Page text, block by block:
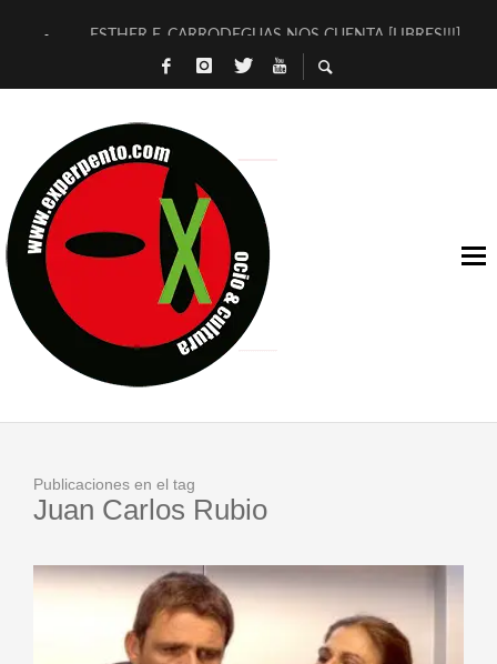
ESTHER F. CARRODEGUAS NOS CUENTA [LIBRES!!!]
[TERRA DE GUAPES] DE SANDRA MONFORT
TIMBRE 4, LA ESCUELA DEL DIRECTOR TEATRAL CLAUDIO
30 AÑOS (NO ES NADA) DE LA KATARSIS DEL TOMATAZO
MILITARES JUDÍAS EN #EXVITA
D’BALDOMEROS REINVENTAN [BITÁCORA 3.0] EN EXVITA
MARSHALL FLASH PRESENTA EN EXVITA [RELATIVA
JOFRE BARDAGÍ EN EXVITA INTERPRETANDO A SERRAT
Publicaciones en el tag
Juan Carlos Rubio